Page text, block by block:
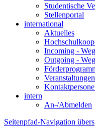
Studentische
Stellenportal
international
Aktuelles
Incoming -
Outgoing -
Veranstaltungen
intern
An-/Abmelden
Seitenpfad-Navigation